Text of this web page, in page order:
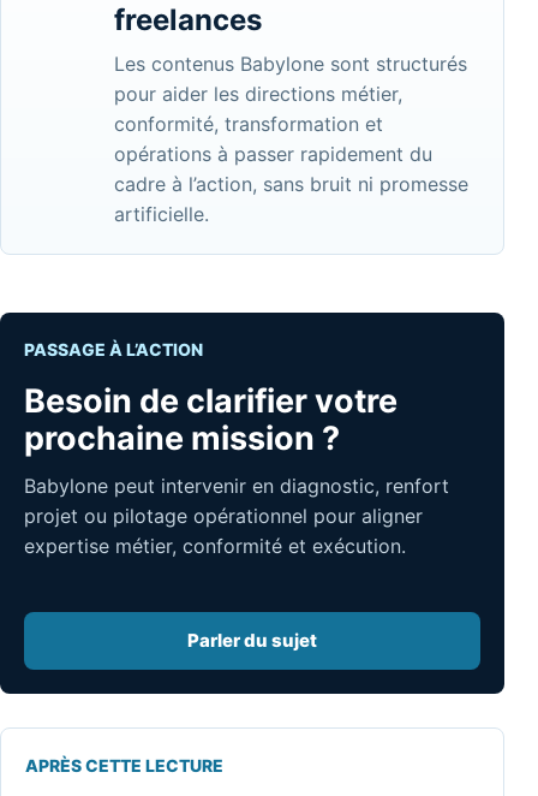
freelances
Les contenus Babylone sont structurés
pour aider les directions métier,
conformité, transformation et
opérations à passer rapidement du
cadre à l’action, sans bruit ni promesse
artificielle.
PASSAGE À L’ACTION
Besoin de clarifier votre
prochaine mission ?
Babylone peut intervenir en diagnostic, renfort
projet ou pilotage opérationnel pour aligner
expertise métier, conformité et exécution.
Parler du sujet
APRÈS CETTE LECTURE